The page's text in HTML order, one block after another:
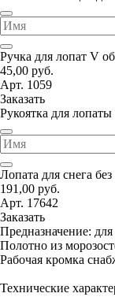
Ручка для лопат V
45,00 руб.
Арт. 1059
Заказать
Рукоятка для
Лопата для снега
191,00 руб.
Арт. 17642
Заказать
Предназначение:
Полотно из
Рабочая кромка
Технические